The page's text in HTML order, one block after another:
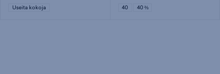
Useita kokoja 40 40 ⅔